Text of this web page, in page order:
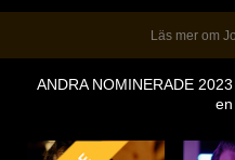
Läs mer om
ANDRA NOMINERADE 2023